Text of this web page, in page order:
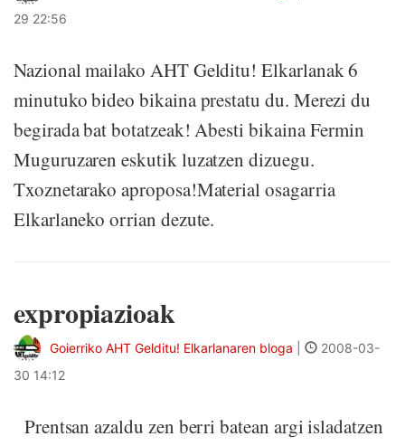
29 22:56
Nazional mailako AHT Gelditu! Elkarlanak 6
minutuko bideo bikaina prestatu du. Merezi du
begirada bat botatzeak! Abesti bikaina Fermin
Muguruzaren eskutik luzatzen dizuegu.
Txoznetarako aproposa!Material osagarria
Elkarlaneko orrian dezute.
expropiazioak
Goierriko AHT Gelditu! Elkarlanaren bloga
2008-03-
30 14:12
Prentsan azaldu zen berri batean argi isladatzen